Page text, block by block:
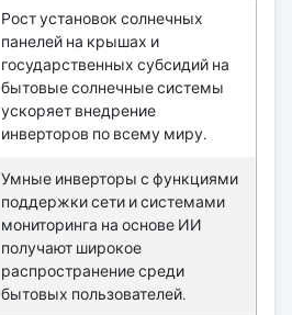
Рост установок солнечных
панелей на крышах и
государственных субсидий на
бытовые солнечные системы
ускоряет внедрение
инверторов по всему миру.
Умные инверторы с функциями
поддержки сети и системами
мониторинга на основе ИИ
получают широкое
распространение среди
бытовых пользователей.